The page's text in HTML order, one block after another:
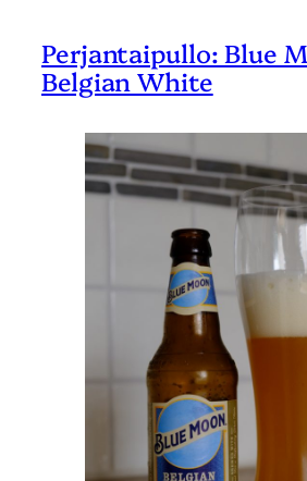
Perjantaipullo: Blue
Belgian White